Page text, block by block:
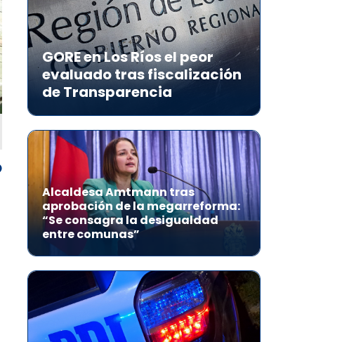
GORE en Los Ríos el peor
evaluado tras fiscalización
de Transparencia
Alcaldesa Amtmann tras
aprobación de la megarreforma:
“Se consagra la desigualdad
entre comunas”